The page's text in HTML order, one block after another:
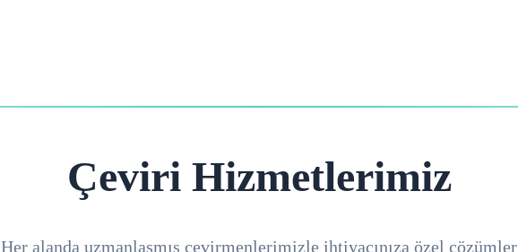
Çeviri Hizmetlerimiz
Her alanda uzmanlaşmış çevirmenlerimizle ihtiyacınıza özel çözümler